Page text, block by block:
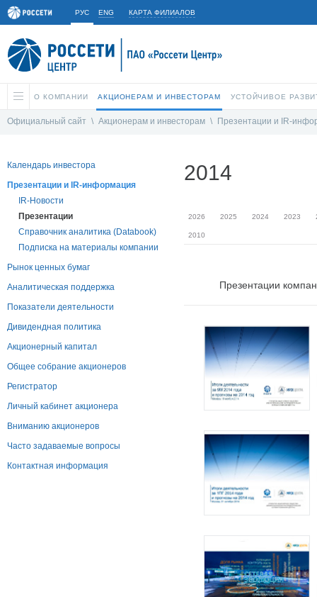
РУС ENG КАРТА ФИЛИАЛОВ
О КОМПАНИИ АКЦИОНЕРАМ И ИНВЕСТОРАМ УСТОЙЧИВОЕ
Официальный сайт \ Акционерам и инвесторам \ Презентации и IR-
Календарь инвестора
Презентации и IR-информация
IR-Новости
Презентации
Справочник аналитика (Databook)
Подписка на материалы компании
Рынок ценных бумаг
Аналитическая поддержка
Показатели деятельности
Дивидендная политика
Акционерный капитал
Общее собрание акционеров
Регистратор
Личный кабинет акционера
Вниманию акционеров
Часто задаваемые вопросы
Контактная информация
2014
2026 2025 2024 2023
2010
Презентации